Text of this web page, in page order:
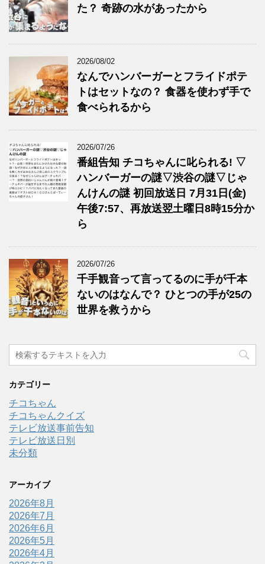
た？ 奇跡の水があったから
2026/08/02
なんでハンバーガーとフライドポテ
トはセットなの？ 食器を使わず手で
食べられるから
2026/07/26
番組告知 チコちゃんに叱られる! ▽
ハンバーガーの謎▽渋谷の謎▽じゃ
んけんの謎 初回放送日 7月31日(金)
午後7:57、再放送翌土曜日8時15分か
ら
2026/07/26
千手観音って言ってるのに手が千本
ないのはなんで？ ひとつの手が25の
世界を救うから
カテゴリー
チコちゃん
チコちゃんクイズ
テレビ放送事前告知
テレビ放送日別
未分類
アーカイブ
2026年8月
2026年7月
2026年6月
2026年5月
2026年4月